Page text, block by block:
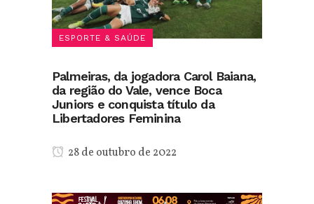
ESPORTE & SAÚDE
Palmeiras, da jogadora Carol Baiana,
da região do Vale, vence Boca
Juniors e conquista título da
Libertadores Feminina
28 de outubro de 2022